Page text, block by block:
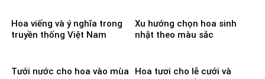
Hoa viếng và ý nghĩa trong
truyền thống Việt Nam
Xu hướng chọn hoa sinh
nhật theo màu sắc
Tưới nước cho hoa vào mùa
Hoa tươi cho lễ cưới và